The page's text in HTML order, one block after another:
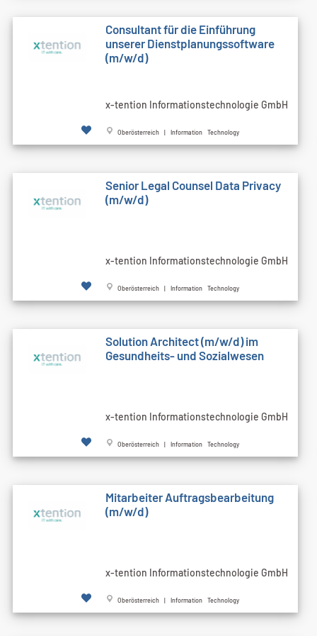
Consultant für die Einführung
unserer Dienstplanungssoftware
(m/w/d)
x-tention Informationstechnologie GmbH
Oberösterreich | Information Technology
Senior Legal Counsel Data Privacy
(m/w/d)
x-tention Informationstechnologie GmbH
Oberösterreich | Information Technology
Solution Architect (m/w/d) im
Gesundheits- und Sozialwesen
x-tention Informationstechnologie GmbH
Oberösterreich | Information Technology
Mitarbeiter Auftragsbearbeitung
(m/w/d)
x-tention Informationstechnologie GmbH
Oberösterreich | Information Technology